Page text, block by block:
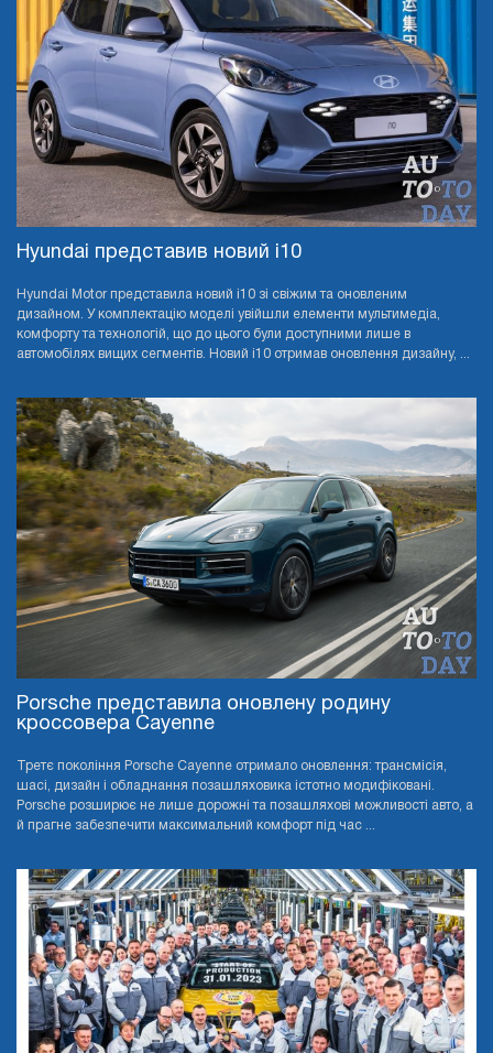
Hyundai представив новий i10
Hyundai Motor представила новий i10 зі свіжим та оновленим
дизайном. У комплектацію моделі увійшли елементи мультимедіа,
комфорту та технологій, що до цього були доступними лише в
автомобілях вищих сегментів. Новий i10 отримав оновлення дизайну, ...
Porsche представила оновлену родину
кроссовера Cayenne
Третє покоління Porsche Cayenne отримало оновлення: трансмісія,
шасі, дизайн і обладнання позашляховика істотно модифіковані.
Porsche розширює не лише дорожні та позашляхові можливості авто, а
й прагне забезпечити максимальний комфорт під час ...